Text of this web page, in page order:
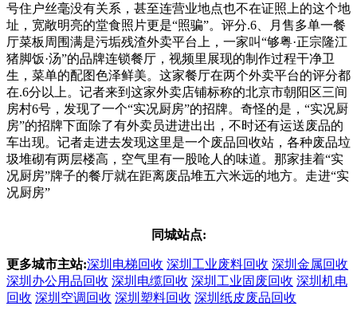
号住户丝毫没有关系，甚至连营业地点也不在证照上的这个地
址，宽敞明亮的堂食照片更是“照骗”。评分.6、月售多单一餐
厅菜板周围满是污垢残渣外卖平台上，一家叫“够粤·正宗隆江
猪脚饭·汤”的品牌连锁餐厅，视频里展现的制作过程干净卫
生，菜单的配图色泽鲜美。这家餐厅在两个外卖平台的评分都
在.6分以上。记者来到这家外卖店铺标称的北京市朝阳区三间
房村6号，发现了一个“实况厨房”的招牌。奇怪的是，“实况厨
房”的招牌下面除了有外卖员进进出出，不时还有运送废品的
车出现。记者走进去发现这里是一个废品回收站，各种废品垃
圾堆砌有两层楼高，空气里有一股呛人的味道。那家挂着“实
况厨房”牌子的餐厅就在距离废品堆五六米远的地方。走进“实
况厨房”
同城站点:
更多城市主站:深圳电梯回收 深圳工业废料回收 深圳金属回收
深圳办公用品回收 深圳电缆回收 深圳工业固废回收 深圳机电
回收 深圳空调回收 深圳塑料回收 深圳纸皮废品回收